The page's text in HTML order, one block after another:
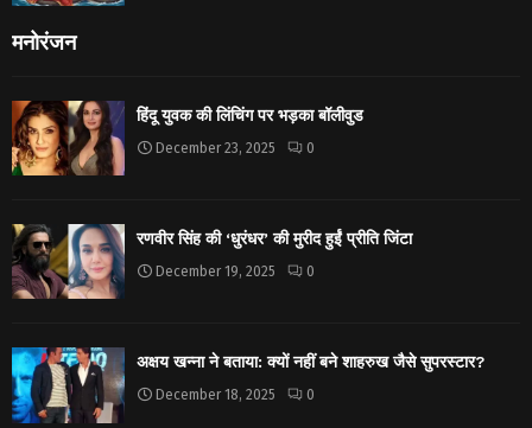
मनोरंजन
हिंदू युवक की लिंचिंग पर भड़का बॉलीवुड
December 23, 2025 0
रणवीर सिंह की ‘धुरंधर’ की मुरीद हुईं प्रीति जिंटा
December 19, 2025 0
अक्षय खन्ना ने बताया: क्यों नहीं बने शाहरुख जैसे सुपरस्टार?
December 18, 2025 0